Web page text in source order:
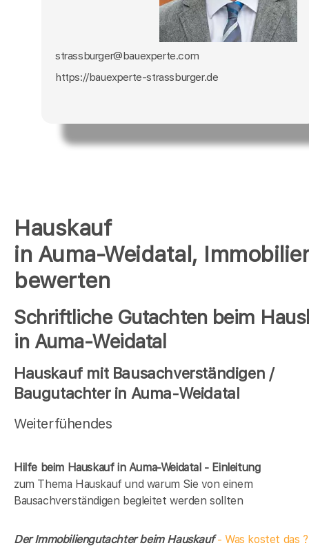
Hauskauf
in Auma-Weidatal,
bewerten
Schriftliche Gutachten beim
in Auma-Weidatal
Hauskauf mit Bausachverständigen /
Baugutachter in Auma-Weidatal
Weiterfühendes
Hilfe beim Hauskauf in Auma-Weidatal - Einleitung
zum Thema Hauskauf und warum Sie von einem
Bausachverständigen begleitet werden sollten
Der Immobiliengutachter beim Hauskauf- Was kostet das ?
strassburger@bauexperte.com
https://bauexperte-strassburger.de